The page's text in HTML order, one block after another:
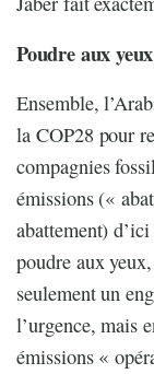
Poudre aux yeux
Ensemble,
la COP28 pour
compagnies
émissions («
abattement)
poudre aux
seulement un
l’urgence, mais
émissions «